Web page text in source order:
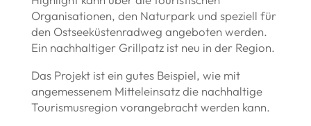
Organisationen, den Naturpark und speziell für
den Ostseeküstenradweg angeboten werden.
Ein nachhaltiger Grillpatz ist neu in der Region.
Das Projekt ist ein gutes Beispiel, wie mit
angemessenem Mitteleinsatz die nachhaltige
Tourismusregion vorangebracht werden kann.